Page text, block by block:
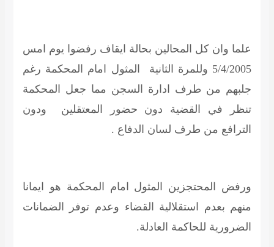
علما وان كل المحالين بحالة ايقاف رفضوا يوم امس
5/4/2005 وللمرة الثانية المثول امام المحكمة رغم
جلبهم من طرف ادارة السجن مما جعل المحكمة
تنظر في القضية دون حضور المعتقلين ودون
الترافع من طرف لسان الدفاع .
ورفض المحتجزين المثول امام المحكمة هو ايمانا
منهم بعدم استقلالية القضاء وعدم توفر الضمانات
الضرورية للحاكمة العادلة.